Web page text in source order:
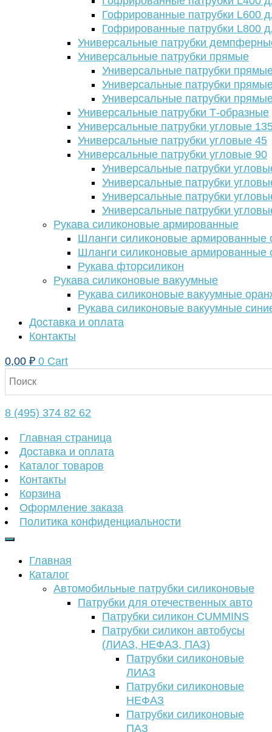
Гофрированные патрубки L600
Гофрированные патрубки L800
Универсальные патрубки
Универсальные патрубки прямые
Универсальные патрубки
Универсальные патрубки
Универсальные патрубки
Универсальные патрубки Т-образные
Универсальные патрубки угловые
Универсальные патрубки угловые 45
Универсальные патрубки угловые 90
Универсальные патрубки
Универсальные патрубки
Универсальные патрубки
Универсальные патрубки
Рукава силиконовые армированные
Шланги силиконовые армированные
Шланги силиконовые армированные
Рукава фторсиликон
Рукава силиконовые вакуумные
Рукава силиконовые вакуумные
Рукава силиконовые вакуумные
Доставка и оплата
Контакты
0,00 ₽ 0 Cart
8 (495) 374 82 62
Главная страница
Доставка и оплата
Каталог товаров
Контакты
Корзина
Оформление заказа
Политика конфиденциальности
Главная
Каталог
Автомобильные патрубки силиконовые
Патрубки для отечественных авто
Патрубки силикон CUMMINS
Патрубки силикон автобусы
(ЛИАЗ, НЕФАЗ, ПАЗ)
Патрубки силиконовые
ЛИАЗ
Патрубки силиконовые
НЕФАЗ
Патрубки силиконовые
ПАЗ